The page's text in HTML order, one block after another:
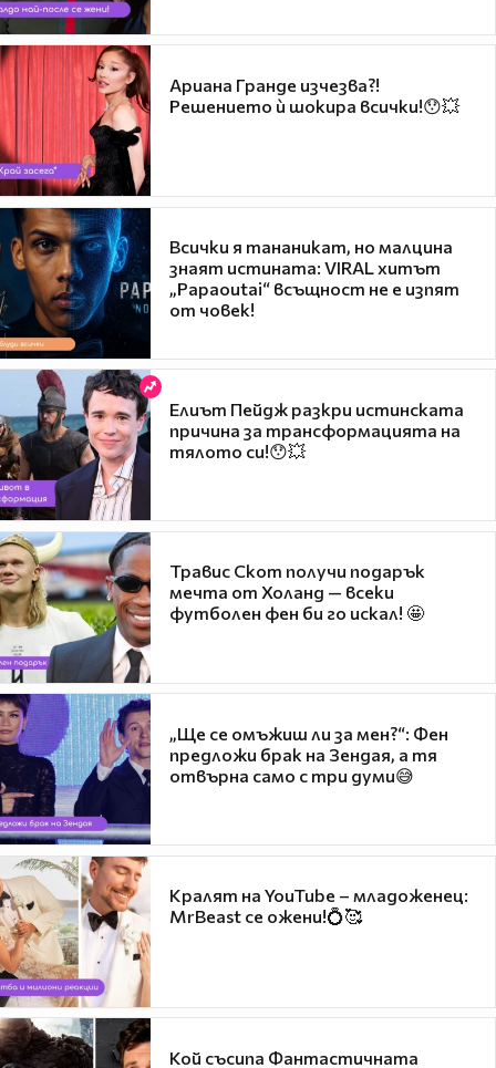
Ариана Гранде изчезва?!
Решението ѝ шокира всички!😯💥
Всички я тананикат, но малцина
знаят истината: VIRAL хитът
„Papaoutai“ всъщност не е изпят
от човек!
Елиът Пейдж разкри истинската
причина за трансформацията на
тялото си!😯💥
Травис Скот получи подарък
мечта от Холанд — всеки
футболен фен би го искал! 🤩
„Ще се омъжиш ли за мен?“: Фен
предложи брак на Зендая, а тя
отвърна само с три думи😅
Кралят на YouTube – младоженец:
MrBeast се ожени!💍🥰
Кой съсипа Фантастичната